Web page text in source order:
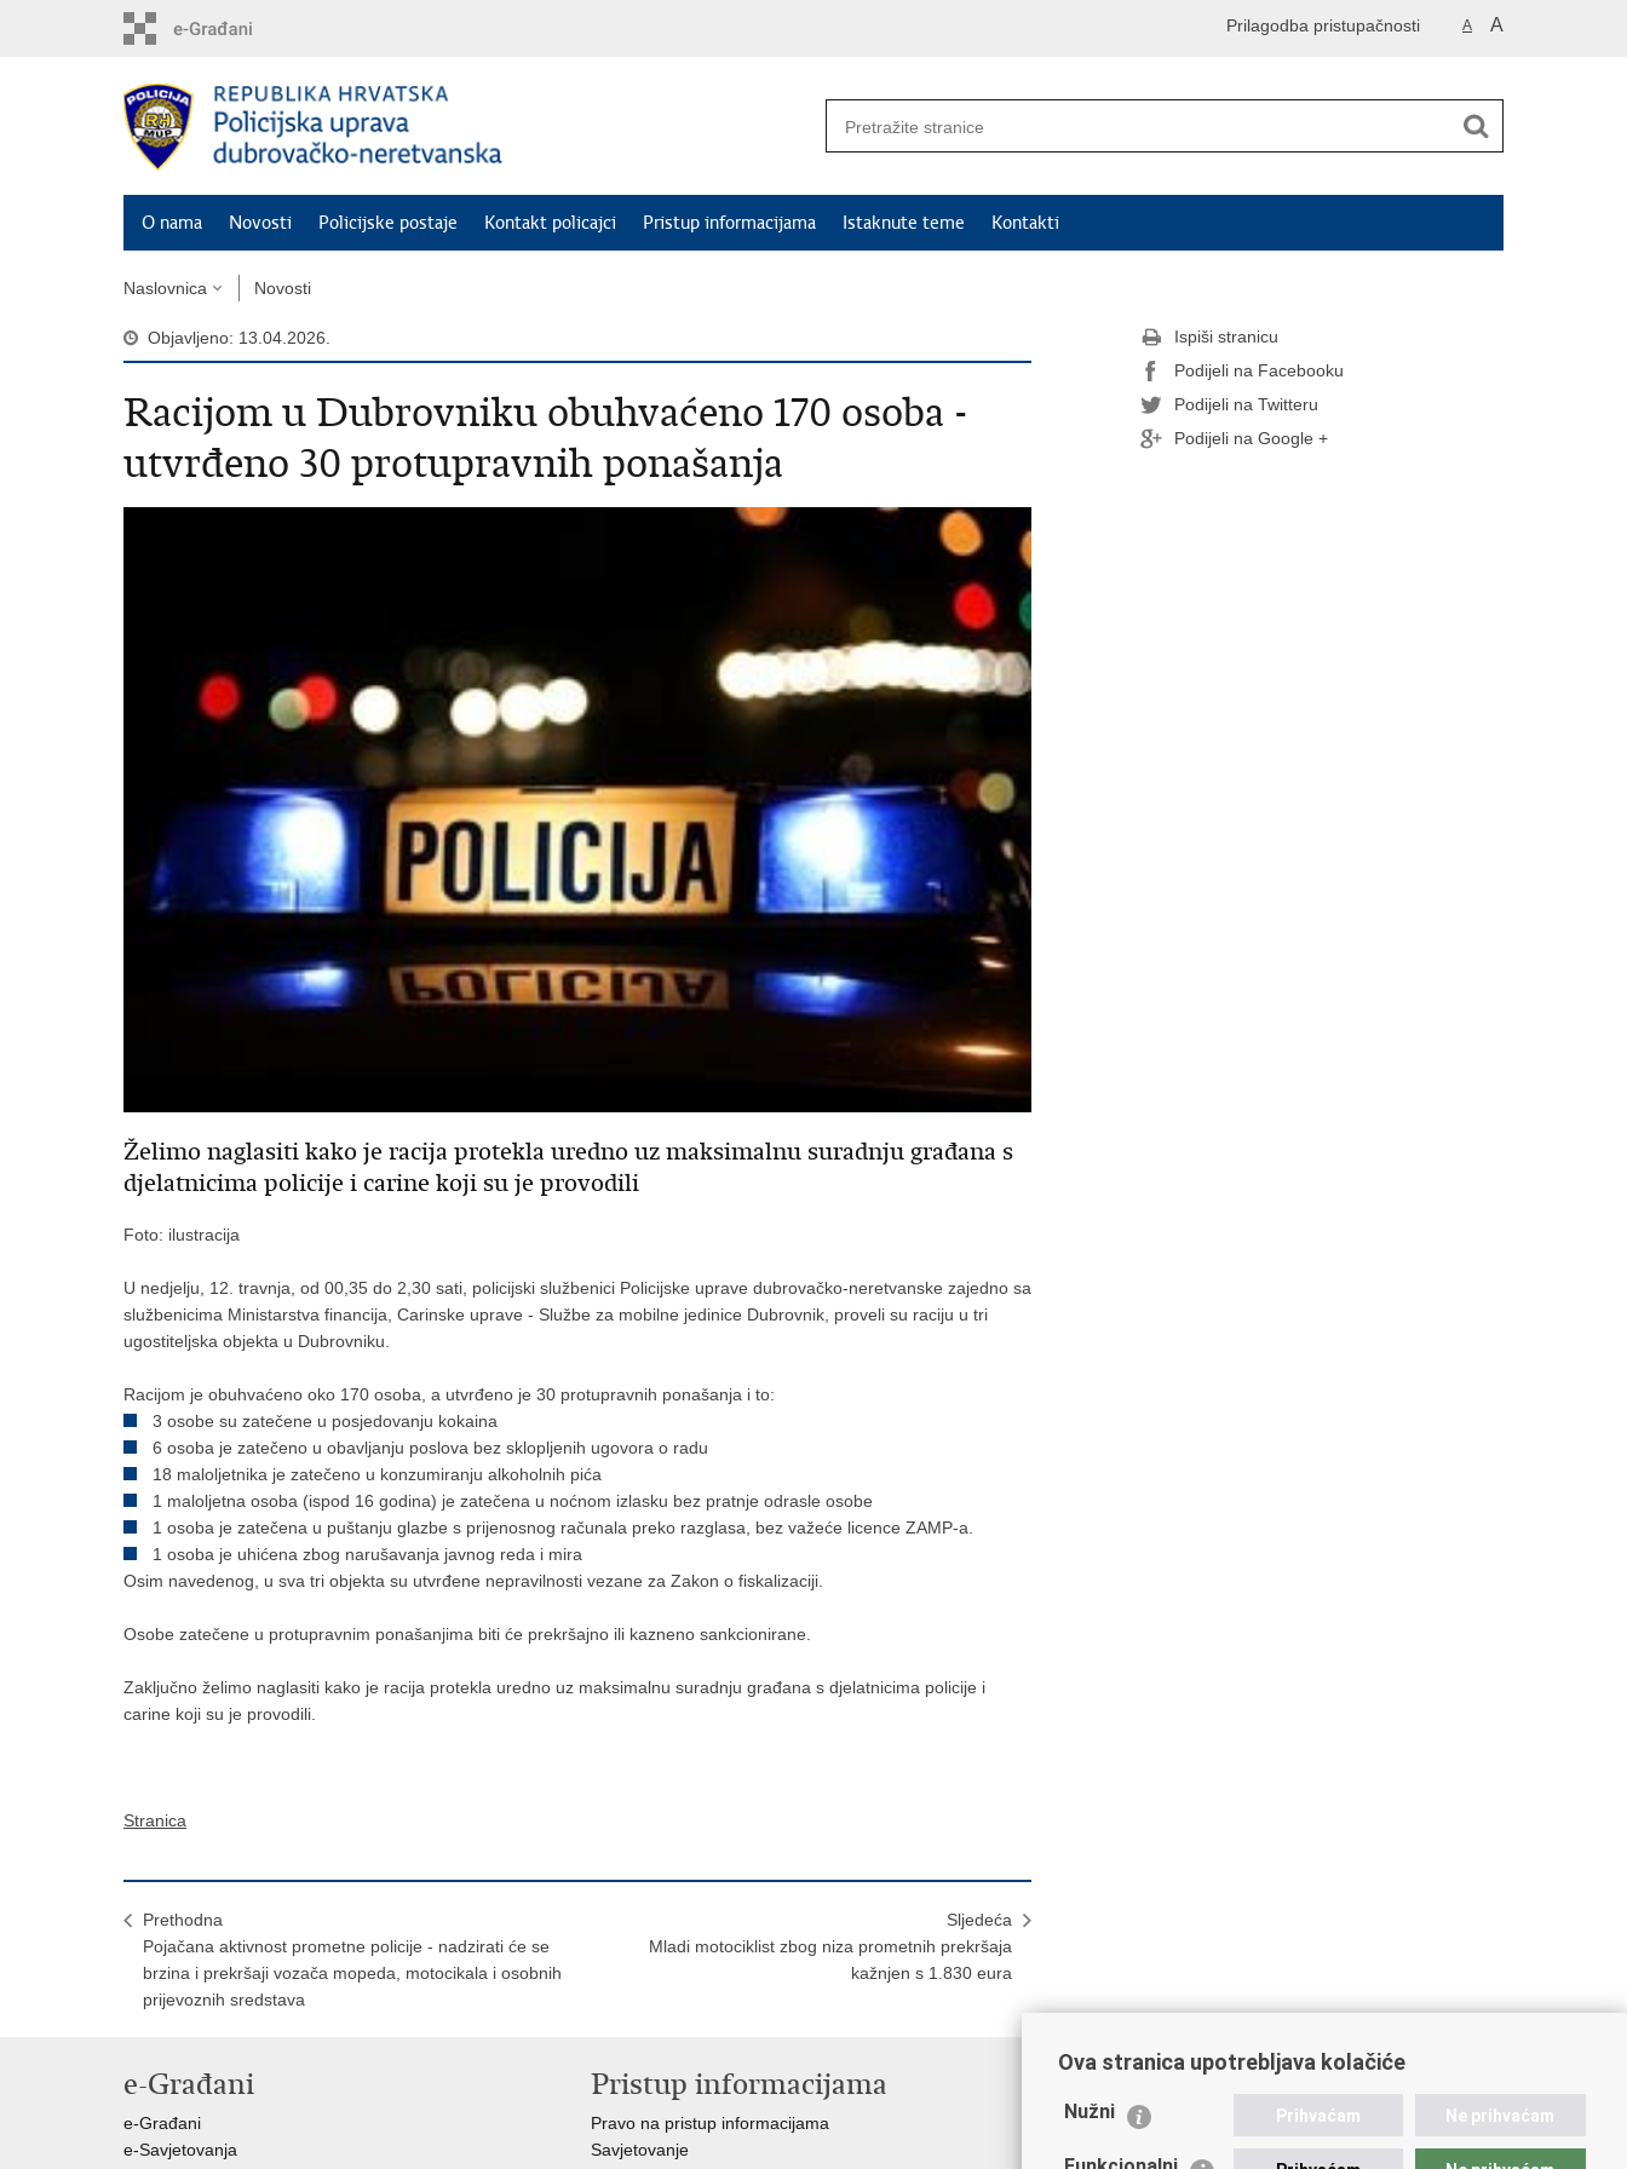
A A
Prilagodba pristupačnosti
O nama Novosti Policijske postaje Kontakt policajci Pristup informacijama Istaknute teme Kontakti
Naslovnica Novosti
Objavljeno: 13.04.2026.
Racijom u Dubrovniku obuhvaćeno 170 osoba -
utvrđeno 30 protupravnih ponašanja
Želimo naglasiti kako je racija protekla uredno uz maksimalnu suradnju građana s
djelatnicima policije i carine koji su je provodili
Foto: ilustracija
U nedjelju, 12. travnja, od 00,35 do 2,30 sati, policijski službenici Policijske uprave dubrovačko-neretvanske zajedno sa
službenicima Ministarstva financija, Carinske uprave - Službe za mobilne jedinice Dubrovnik, proveli su raciju u tri
ugostiteljska objekta u Dubrovniku.
Racijom je obuhvaćeno oko 170 osoba, a utvrđeno je 30 protupravnih ponašanja i to:
3 osobe su zatečene u posjedovanju kokaina
6 osoba je zatečeno u obavljanju poslova bez sklopljenih ugovora o radu
18 maloljetnika je zatečeno u konzumiranju alkoholnih pića
1 maloljetna osoba (ispod 16 godina) je zatečena u noćnom izlasku bez pratnje odrasle osobe
1 osoba je zatečena u puštanju glazbe s prijenosnog računala preko razglasa, bez važeće licence ZAMP-a.
1 osoba je uhićena zbog narušavanja javnog reda i mira
Osim navedenog, u sva tri objekta su utvrđene nepravilnosti vezane za Zakon o fiskalizaciji.
Osobe zatečene u protupravnim ponašanjima biti će prekršajno ili kazneno sankcionirane.
Zaključno želimo naglasiti kako je racija protekla uredno uz maksimalnu suradnju građana s djelatnicima policije i
carine koji su je provodili.
Stranica
Prethodna
Pojačana aktivnost prometne policije - nadzirati će se
brzina i prekršaji vozača mopeda, motocikala i osobnih
prijevoznih sredstava
Sljedeća
Mladi motociklist zbog niza prometnih prekršaja
kažnjen s 1.830 eura
Ispiši stranicu
Podijeli na Facebooku
Podijeli na Twitteru
Podijeli na Google +
e-Građani
e-Građani
e-Savjetovanja
Pristup informacijama
Pravo na pristup informacijama
Savjetovanje
Važne poveznice
Ministarstvo unutarnjih poslova
Ova stranica upotrebljava kolačiće
Nužni Prihvaćam Ne prihvaćam